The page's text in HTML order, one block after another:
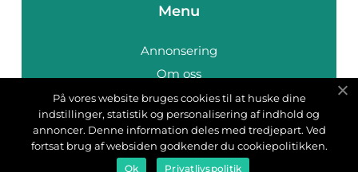
Menu
Annonsering
Om oss
Cookies
Kontakta oss
Sitemap
På vores website bruges cookies til at huske dine
indstillinger, statistik og personalisering af indhold og
annoncer. Denne information deles med tredjepart. Ved
fortsat brug af websiden godkender du cookiepolitikken.
Ok Privatlivspolitik